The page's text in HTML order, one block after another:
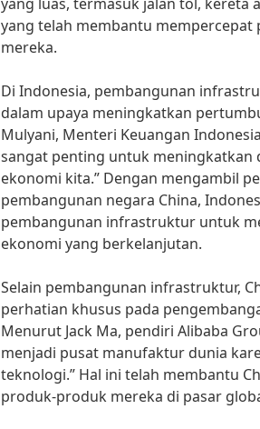
yang telah membantu
mereka.
Di Indonesia, pembangunan
dalam upaya meningkatkan
Mulyani, Menteri Keuangan
sangat penting untuk meningkatkan
ekonomi kita.” Dengan mengambil
pembangunan negara China,
pembangunan infrastruktur untuk
ekonomi yang berkelanjutan.
Selain pembangunan infrastruktur,
perhatian khusus pada
Menurut Jack Ma, pendiri Alibaba
menjadi pusat manufaktur dunia
teknologi.” Hal ini telah membantu
produk-produk mereka di pasar